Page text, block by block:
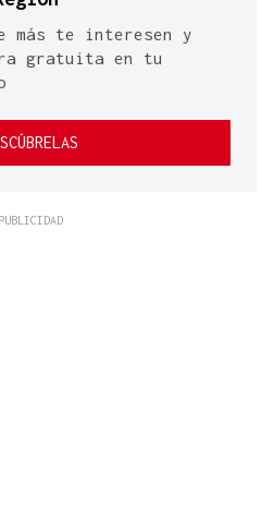
más te interesen y
gratuita en tu